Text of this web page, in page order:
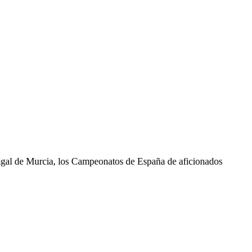
de Murcia, los Campeonatos de España de aficionados